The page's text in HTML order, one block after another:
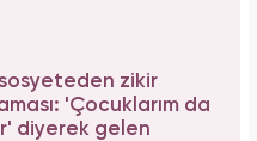
zikir
'Çocuklarım da
diyerek gelen